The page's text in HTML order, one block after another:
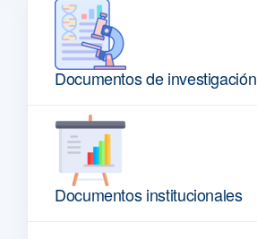
Documentos de investigación
Documentos institucionales